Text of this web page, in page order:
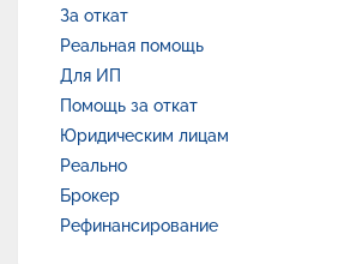
За откат
Реальная помощь
Для ИП
Помощь за откат
Юридическим лицам
Реально
Брокер
Рефинансирование